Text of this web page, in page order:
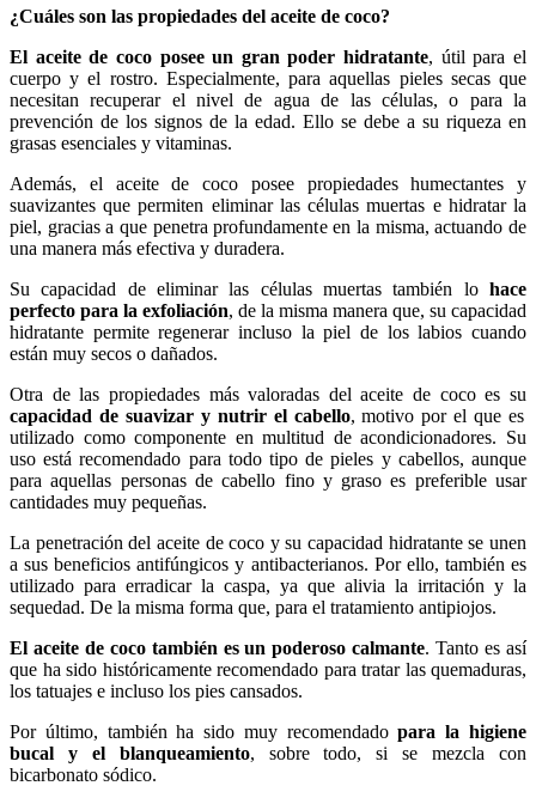
¿Cuáles son las propiedades del aceite de coco?
El aceite de coco posee un gran poder hidratante, útil para el
cuerpo y el rostro. Especialmente, para aquellas pieles secas que
necesitan recuperar el nivel de agua de las células, o para la
prevención de los signos de la edad. Ello se debe a su riqueza en
grasas esenciales y vitaminas.
Además, el aceite de coco posee propiedades humectantes y
suavizantes que permiten eliminar las células muertas e hidratar la
piel, gracias a que penetra profundamente en la misma, actuando de
una manera más efectiva y duradera.
Su capacidad de eliminar las células muertas también lo hace
perfecto para la exfoliación, de la misma manera que, su capacidad
hidratante permite regenerar incluso la piel de los labios cuando
están muy secos o dañados.
Otra de las propiedades más valoradas del aceite de coco es su
capacidad de suavizar y nutrir el cabello, motivo por el que es
utilizado como componente en multitud de acondicionadores. Su
uso está recomendado para todo tipo de pieles y cabellos, aunque
para aquellas personas de cabello fino y graso es preferible usar
cantidades muy pequeñas.
La penetración del aceite de coco y su capacidad hidratante se unen
a sus beneficios antifúngicos y antibacterianos. Por ello, también es
utilizado para erradicar la caspa, ya que alivia la irritación y la
sequedad. De la misma forma que, para el tratamiento antipiojos.
El aceite de coco también es un poderoso calmante. Tanto es así
que ha sido históricamente recomendado para tratar las quemaduras,
los tatuajes e incluso los pies cansados.
Por último, también ha sido muy recomendadopara la higiene
bucal y el blanqueamiento, sobre todo, si se mezcla con
bicarbonato sódico.